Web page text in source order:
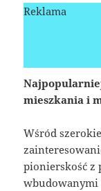
Reklama
mieszkania i
Wśród
pionierskość z
wbudowanymi